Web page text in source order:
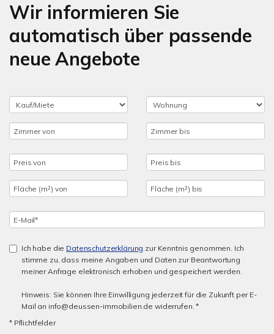
Wir informieren Sie
automatisch über passende
neue Angebote
Ich habe die Datenschutzerklärung zur Kenntnis genommen. Ich
stimme zu, dass meine Angaben und Daten zur Beantwortung
meiner Anfrage elektronisch erhoben und gespeichert werden.
Hinweis: Sie können Ihre Einwilligung jederzeit für die Zukunft per E-
Mail an info@deussen-immobilien.de widerrufen. *
* Pflichtfelder